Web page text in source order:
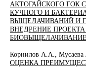
АКТОГАЙСКОГО ГОК
КУЧНОГО И
ВЫЩЕЛАЧИВАНИЙ И
ВНЕДРЕНИЕ
Корнилов А.А.,
ОЦЕНКА